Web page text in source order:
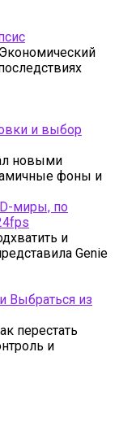
Экономический
и выбор
новыми
фоны и
миры, по
и
Genie
Выбраться из
перестать
и